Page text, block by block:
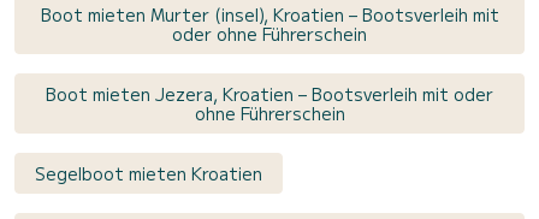
Boot mieten Murter (insel), Kroatien – Bootsverleih mit
oder ohne Führerschein
Boot mieten Jezera, Kroatien – Bootsverleih mit oder
ohne Führerschein
Segelboot mieten Kroatien